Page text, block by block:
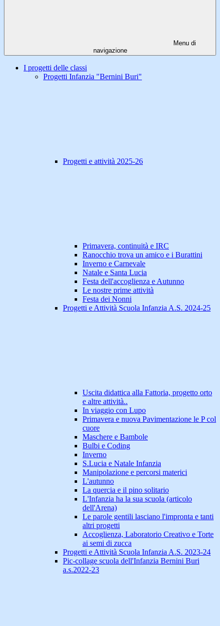
Menu di
navigazione
I progetti delle classi
Progetti Infanzia "Bernini Buri"
Progetti e attività 2025-26
Primavera, continuità e IRC
Ranocchio trova un amico e i Burattini
Inverno e Carnevale
Natale e Santa Lucia
Festa dell'accoglienza e Autunno
Le nostre prime attività
Festa dei Nonni
Progetti e Attività Scuola Infanzia A.S. 2024-25
Uscita didattica alla Fattoria, progetto orto
e altre attività..
In viaggio con Lupo
Primavera e nuova Pavimentazione le P col
cuore
Maschere e Bambole
Bulbi e Coding
Inverno
S.Lucia e Natale Infanzia
Manipolazione e percorsi materici
L'autunno
La quercia e il pino solitario
L'Infanzia ha la sua scuola (articolo
dell'Arena)
Le parole gentili lasciano l'impronta e tanti
altri progetti
Accoglienza, Laboratorio Creativo e Torte
ai semi di zucca
Progetti e Attività Scuola Infanzia A.S. 2023-24
Pic-collage scuola dell'Infanzia Bernini Buri
a.s.2022-23